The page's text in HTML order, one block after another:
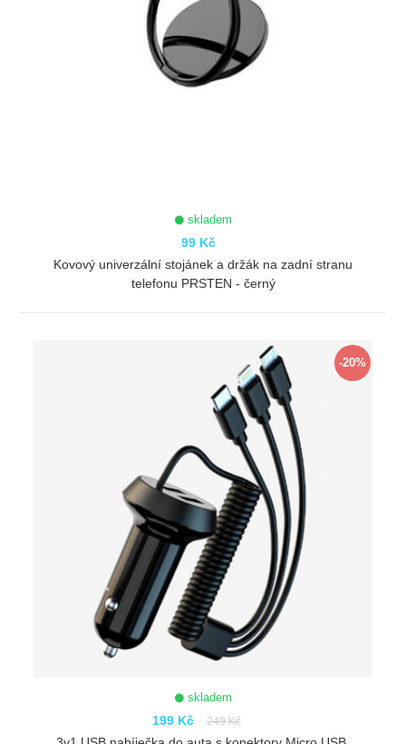
skladem
99 Kč
Kovový univerzální stojánek a držák na zadní stranu
telefonu PRSTEN - černý
-20%
skladem
199 Kč 249 Kč